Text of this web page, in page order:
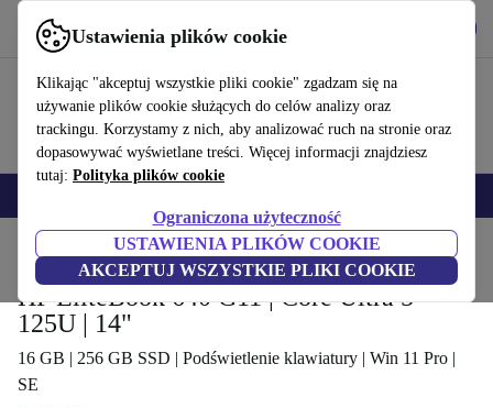
Ustawienia plików cookie
Klikając "akceptuj wszystkie pliki cookie" zgadzam się na
używanie plików cookie służących do celów analizy oraz
trackingu. Korzystamy z nich, aby analizować ruch na stronie oraz
dopasowywać wyświetlane treści. Więcej informacji znajdziesz
tutaj: Polityka plików cookie
Ograniczona użyteczność
USTAWIENIA PLIKÓW COOKIE
AKCEPTUJ WSZYSTKIE PLIKI COOKIE
Korzystaj z refurbed szybko i łatwo
Produkty Laptopy Laptopy HP
HP EliteBook 640 G11 | Core Ultra 5
125U | 14"
16 GB | 256 GB SSD | Podświetlenie klawiatury | Win 11 Pro |
SE